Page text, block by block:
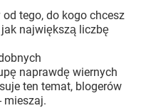
tego, do kogo chcesz
największą liczbę
naprawdę wiernych
ten temat, blogerów
mieszaj.